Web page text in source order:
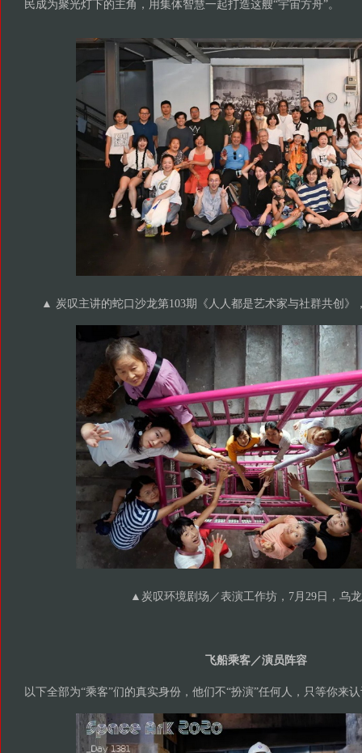
民成为聚光灯下的主角，用集体智慧一起打造这艘“宇宙方舟”。
▲ 炭叹主讲的蛇口沙龙第103期《人人都是艺术家与社群共创》
▲炭叹环境剧场／表演工作坊，7月29日，乌
飞船乘客／演员阵容
以下全部为“乘客”们的真实身份，他们不“扮演”任何人，只等你来